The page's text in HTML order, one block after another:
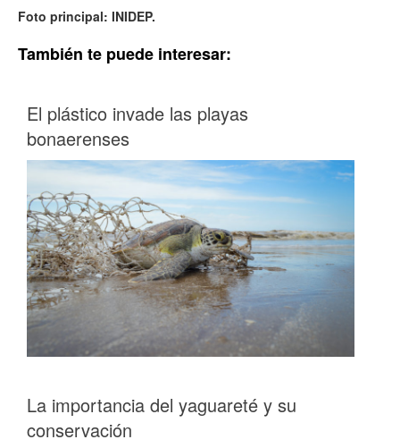
Foto principal: INIDEP.
También te puede interesar:
El plástico invade las playas
bonaerenses
La importancia del yaguareté y su
conservación